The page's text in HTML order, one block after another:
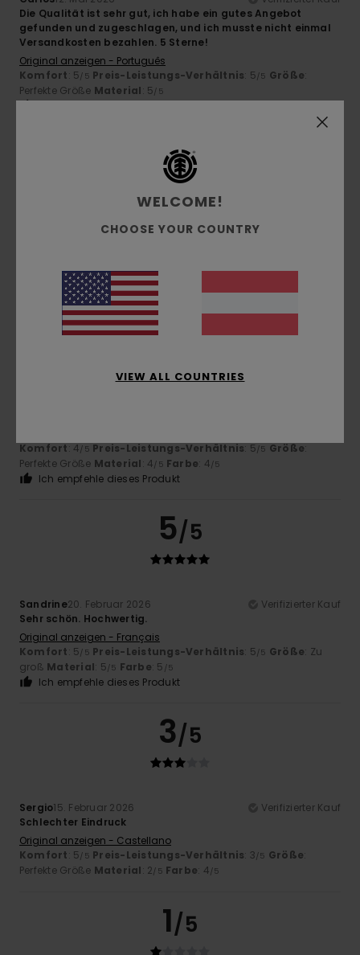
Die Qualität ist sehr gut, ich habe ein gutes Angebot
gefunden und zugeschlagen, und ich musste nicht einmal
Versandkosten bezahlen. 5 Sterne!
Original anzeigen - Português
Komfort: 5/5 Preis-Leistungs-Verhältnis: 5/5 Größe:
Perfekte Größe Material: 5/5
5/5
17. April 2026
Verifizierter Kauf
Ich empfehle dieses Produkt
4 /5
Komfort: 4/5 Preis-Leistungs-Verhältnis: 5/5 Größe:
Perfekte Größe Material: 4/5 Farbe: 4/5
Ich empfehle dieses Produkt
5/5
Sandrine20. Februar 2026
Verifizierter Kauf
Sehr schön. Hochwertig.
Original anzeigen - Français
Komfort: 5/5 Preis-Leistungs-Verhältnis: 5/5 Größe: Zu
groß Material: 5/5 Farbe: 5 /5
Ich empfehle dieses Produkt
3/5
Sergio15. Februar 2026
Verifizierter Kauf
Schlechter Eindruck
Original anzeigen - Castellano
Komfort: 5/5 Preis-Leistungs-Verhältnis: 3/5 Größe:
Perfekte Größe Material: 2/5 Farbe: 4/5
1/5
WELCOME!
CHOOSE YOUR COUNTRY
VIEW ALL COUNTRIES